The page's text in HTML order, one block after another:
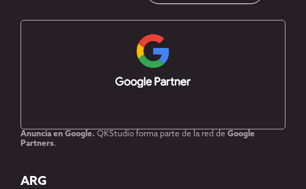
Anuncia en Google. QKStudio forma parte de la red de Google
Partners.
ARG